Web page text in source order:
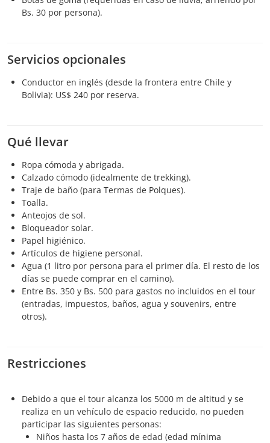
Bs. 30 por persona).
Servicios opcionales
Conductor en inglés (desde la frontera entre Chile y
Bolivia): US$ 240 por reserva.
Qué llevar
Ropa cómoda y abrigada.
Calzado cómodo (idealmente de trekking).
Traje de baño (para Termas de Polques).
Toalla.
Anteojos de sol.
Bloqueador solar.
Papel higiénico.
Artículos de higiene personal.
Agua (1 litro por persona para el primer día. El resto de los
días se puede comprar en el camino).
Entre Bs. 350 y Bs. 500 para gastos no incluidos en el tour
(entradas, impuestos, baños, agua y souvenirs, entre
otros).
Restricciones
Debido a que el tour alcanza los 5000 m de altitud y se
realiza en un vehículo de espacio reducido, no pueden
participar las siguientes personas:
Niños hasta los 7 años de edad (edad mínima